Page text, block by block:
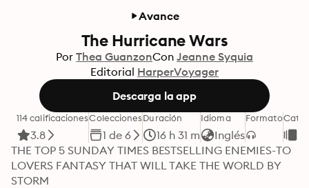
Avance
The Hurricane Wars
Por Thea GuanzonCon Jeanne Syquia
Editorial HarperVoyager
Descarga la app
114 calificaciones
3.8
Colecciones
1 de 6
Duración
16 h 31 m
Idioma
Inglés
Formato
THE TOP 5 SUNDAY TIMES BESTSELLING ENEMIES-TO
LOVERS FANTASY THAT WILL TAKE THE WORLD BY
STORM